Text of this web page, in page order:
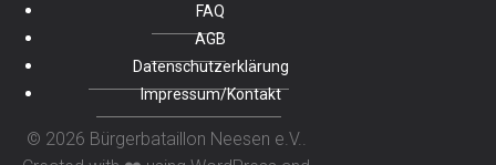
FAQ
AGB
Datenschutzerklärung
Impressum/Kontakt
© 2026 Bürgerbataillon Neesen e.V..